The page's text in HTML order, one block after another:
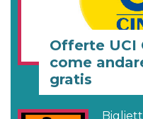
Offerte UCI
come
gratis